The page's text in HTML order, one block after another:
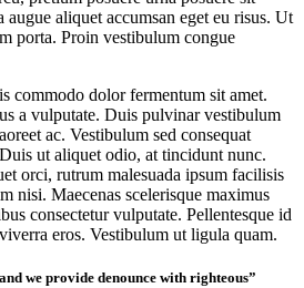
aliquet accumsan eget eu risus. Ut
porta. Proin vestibulum congue
commodo dolor fermentum sit amet.
a vulputate. Duis pulvinar vestibulum
ac. Vestibulum sed consequat
ut aliquet odio, at tincidunt nunc.
orci, rutrum malesuada ipsum facilisis
nisi. Maecenas scelerisque maximus
consectetur vulputate. Pellentesque id
eros. Vestibulum ut ligula quam.
we provide denounce with righteous”